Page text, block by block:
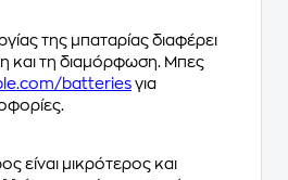
της μπαταρίας διαφέρει
και τη διαμόρφωση. Μπες
batteries για
είναι μικρότερος και